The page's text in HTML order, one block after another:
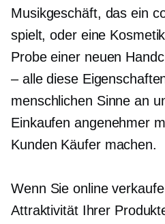
Musikgeschäft, das ein
spielt, oder eine
Probe einer neuen
– alle diese
menschlichen Sinne an
Einkaufen angenehmer
Kunden Käufer machen.
Wenn Sie online
Attraktivität Ihrer